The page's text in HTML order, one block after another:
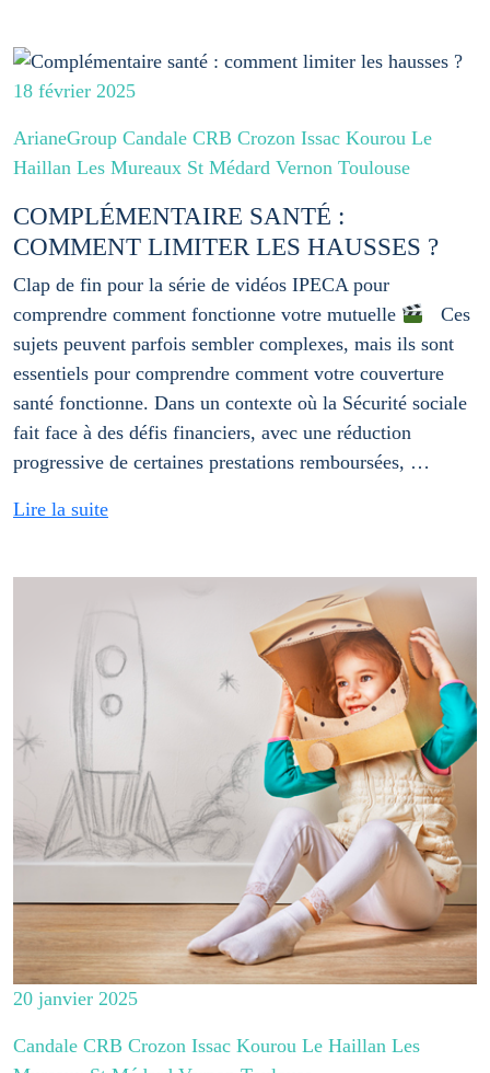
18 février 2025
ArianeGroup Candale CRB Crozon Issac Kourou Le
Haillan Les Mureaux St Médard Vernon Toulouse
COMPLÉMENTAIRE SANTÉ :
COMMENT LIMITER LES HAUSSES ?
Clap de fin pour la série de vidéos IPECA pour
comprendre comment fonctionne votre mutuelle
Ces
sujets peuvent parfois sembler complexes, mais ils sont
essentiels pour comprendre comment votre couverture
santé fonctionne. Dans un contexte où la Sécurité sociale
fait face à des défis financiers, avec une réduction
progressive de certaines prestations remboursées, …
Lire la suite
20 janvier 2025
Candale CRB Crozon Issac Kourou Le Haillan Les